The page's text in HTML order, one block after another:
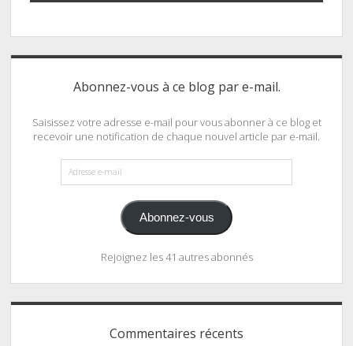
Abonnez-vous à ce blog par e-mail.
Saisissez votre adresse e-mail pour vous abonner à ce blog et
recevoir une notification de chaque nouvel article par e-mail.
Adresse
e-
Abonnez-vous
Rejoignez les 41 autres abonnés
Commentaires récents